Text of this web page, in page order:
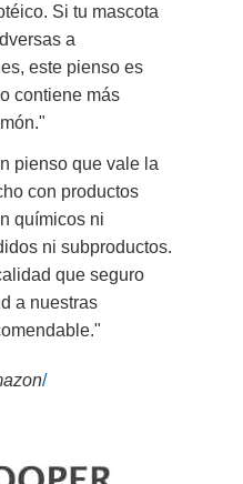
Si tu mascota
a
este pienso es
contiene más
pienso que vale la
con productos
químicos ni
ni subproductos.
que seguro
a nuestras
/